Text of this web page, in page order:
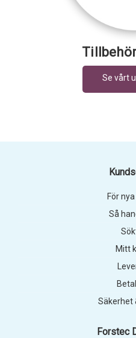
Forstec
För
Så
Mitt
Säkerhet